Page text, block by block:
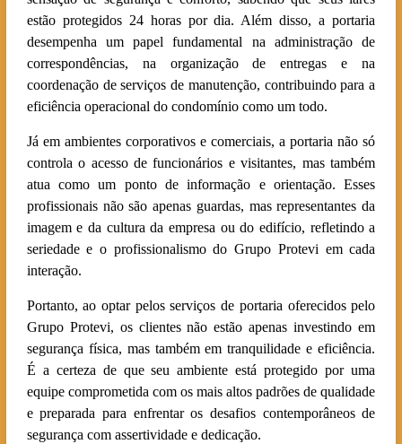
estão protegidos 24 horas por dia. Além disso, a portaria
desempenha um papel fundamental na administração de
correspondências, na organização de entregas e na
coordenação de serviços de manutenção, contribuindo para a
eficiência operacional do condomínio como um todo.
Já em ambientes corporativos e comerciais, a portaria não só
controla o acesso de funcionários e visitantes, mas também
atua como um ponto de informação e orientação. Esses
profissionais não são apenas guardas, mas representantes da
imagem e da cultura da empresa ou do edifício, refletindo a
seriedade e o profissionalismo do Grupo Protevi em cada
interação.
Portanto, ao optar pelos serviços de portaria oferecidos pelo
Grupo Protevi, os clientes não estão apenas investindo em
segurança física, mas também em tranquilidade e eficiência.
É a certeza de que seu ambiente está protegido por uma
equipe comprometida com os mais altos padrões de qualidade
e preparada para enfrentar os desafios contemporâneos de
segurança com assertividade e dedicação.